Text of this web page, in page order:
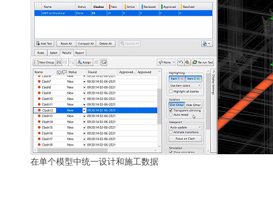
在单个模型中统一设计和施工数据